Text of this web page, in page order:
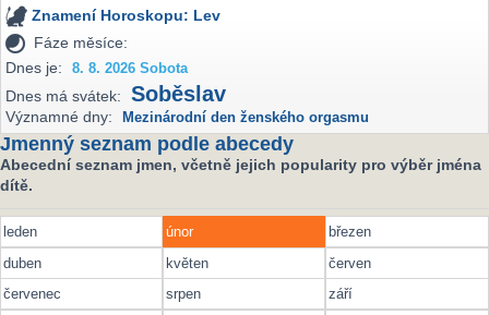
Znamení Horoskopu: Lev
Fáze měsíce:
Dnes je:
8. 8. 2026 Sobota
Dnes má svátek: Soběslav
Významné dny: Mezinárodní den ženského orgasmu
Jmenný seznam podle abecedy
Abecední seznam jmen, včetně jejich popularity pro výběr jména
dítě.
leden únor
březen
duben
květen
červen
červenec
srpen
září